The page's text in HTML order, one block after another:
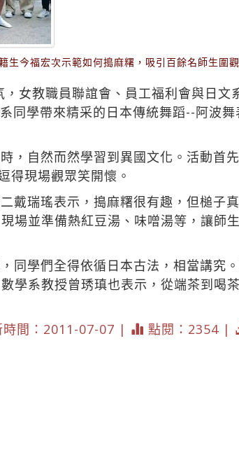
今福宏次示範如何搗麻糬，吸引百餘名師生圍觀
女教職員聯誼會、員工福利會與日文
同學帶來精采的日本傳統舞蹈--阿波舞
，自然而然學習到異國文化。活動首
得現場觀眾笑開懷。
戴瑞瑤表示，搗麻糬很有趣，但槌子真
場並準備熱紅豆湯、味噌湯等，讓師
同學們全得依循日本古法，相當講究
學系教授曾琇瑱也表示，從端茶到喝
時間：2011-07-07 | 點閱：2354 |